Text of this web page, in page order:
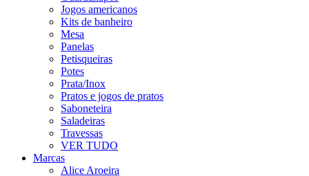
Jogos americanos
Kits de banheiro
Mesa
Panelas
Petisqueiras
Potes
Prata/Inox
Pratos e jogos de pratos
Saboneteira
Saladeiras
Travessas
VER TUDO
Marcas
Alice Aroeira